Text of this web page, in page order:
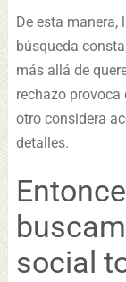
De esta
búsqueda
más allá de
rechazo provoca
otro considera
detalles.
social